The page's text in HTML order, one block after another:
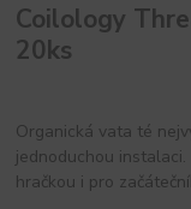
Coilology
20ks
Organická vata té
jednoduchou
hračkou i pro